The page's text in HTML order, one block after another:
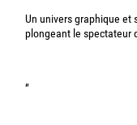
Un univers graphique et
plongeant le spectateur
”